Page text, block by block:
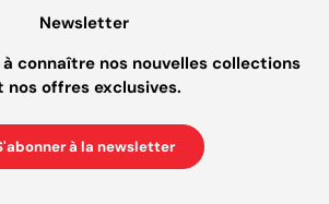
Newsletter
à connaître nos nouvelles collections
nos offres exclusives.
à la newsletter